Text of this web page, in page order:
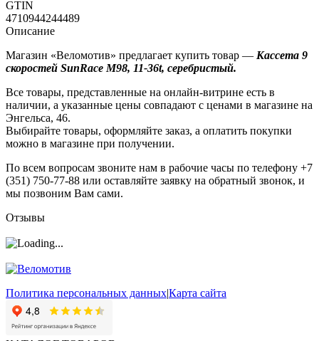
GTIN
4710944244489
Описание
Магазин «Веломотив» предлагает купить товар — Кассета 9
скоростей SunRace M98, 11-36t, серебристый.
Все товары, представленные на онлайн-витрине есть в
наличии, а указанные цены совпадают с ценами в магазине на
Энгельса, 46.
Выбирайте товары, оформляйте заказ, а оплатить покупки
можно в магазине при получении.
По всем вопросам звоните нам в рабочие часы по телефону +7
(351) 750-77-88 или оставляйте заявку на обратный звонок, и
мы позвоним Вам сами.
Отзывы
Политика персональных данных|Карта сайта